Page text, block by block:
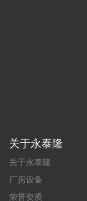
关于永泰隆
关于永泰隆
厂房设备
荣誉资质